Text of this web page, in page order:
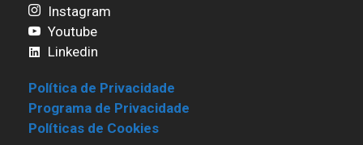
Instagram
Youtube
Linkedin
Política de Privacidade
Programa de Privacidade
Políticas de Cookies